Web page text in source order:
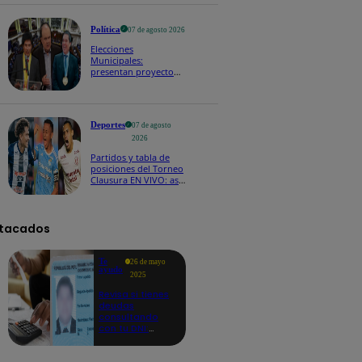
Política 07 de agosto 2026
Elecciones
Municipales:
presentan proyecto
Deportes
07 de agosto
2026
Partidos y tabla de
posiciones del Torneo
Clausura EN VIVO: así
Te
ayudo
26 de mayo
2025
Revisa si tienes
deudas
consultando
con tu DNI: